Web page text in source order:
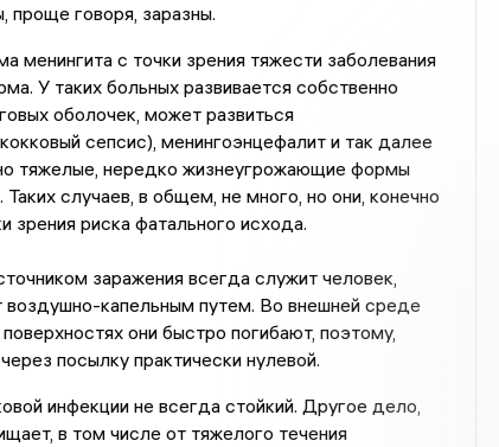
проще говоря, заразны.
менингита с точки зрения тяжести заболевания
У таких больных развивается собственно
оболочек, может развиться
сепсис), менингоэнцефалит и так далее
тяжелые, нередко жизнеугрожающие формы
случаев, в общем, не много, но они, конечно
зрения риска фатального исхода.
заражения всегда служит человек,
воздушно-капельным путем. Во внешней среде
они быстро погибают, поэтому,
посылку практически нулевой.
инфекции не всегда стойкий. Другое дело,
в том числе от тяжелого течения